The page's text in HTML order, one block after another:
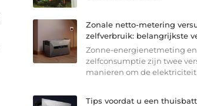
Zonale netto-metering
zelfverbruik: belangrijkste
Zonne-energienetmeting en
zelfconsumptie zijn twee
manieren om de elektriciteit
Tips voordat u een